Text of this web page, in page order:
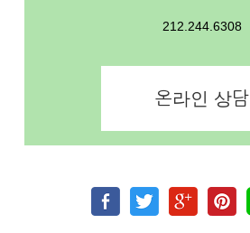
212.244.6308
온라인 상담